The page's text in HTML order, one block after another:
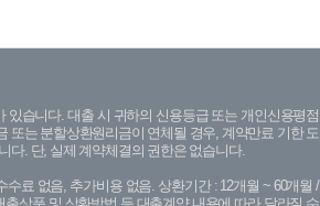
습니다. 대출 시 귀하의 신용등급 또는 개인신용평점
또는 분할상환원리금이 연체될 경우, 계약만료 기한 도
다. 단, 실제 계약체결의 권한은 없습니다.
료 없음, 추가비용 없음. 상환기간 : 12개월 ~ 60개월 /